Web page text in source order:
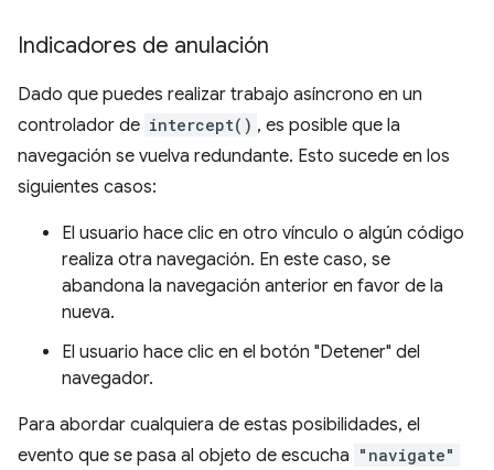
Indicadores de anulación
Dado que puedes realizar trabajo asíncrono en un
controlador de intercept() , es posible que la
navegación se vuelva redundante. Esto sucede en los
siguientes casos:
El usuario hace clic en otro vínculo o algún código
realiza otra navegación. En este caso, se
abandona la navegación anterior en favor de la
nueva.
El usuario hace clic en el botón "Detener" del
navegador.
Para abordar cualquiera de estas posibilidades, el
evento que se pasa al objeto de escucha "navigate"